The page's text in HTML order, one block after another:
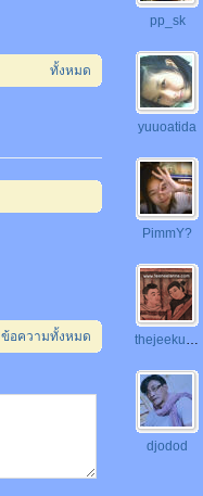
ทั้งหมด
ข้อความทั้งหมด
pp_sk
yuuoatida
PimmY?
thejeekung
djodod